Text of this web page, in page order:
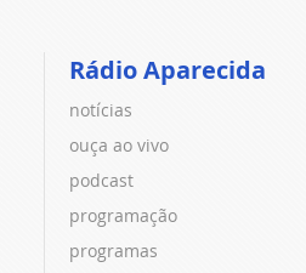
Rádio Aparecida
notícias
ouça ao vivo
podcast
programação
programas